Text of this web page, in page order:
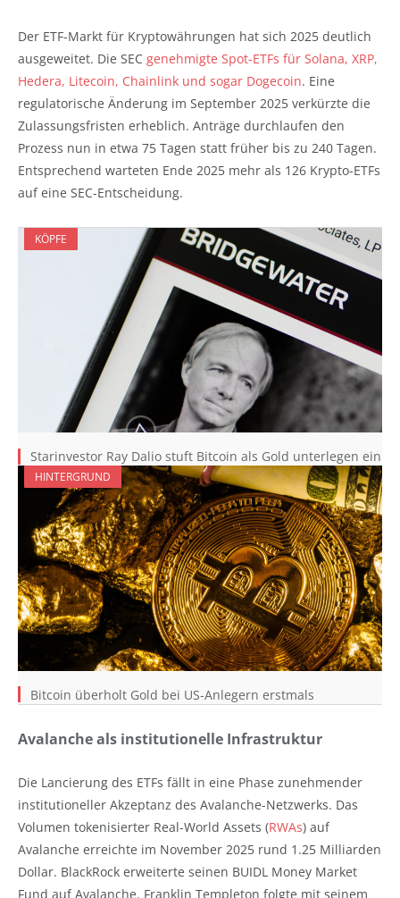
Der ETF-Markt für Kryptowährungen hat sich 2025 deutlich
ausgeweitet. Die SEC genehmigte Spot-ETFs für Solana, XRP,
Hedera, Litecoin, Chainlink und sogar Dogecoin. Eine
regulatorische Änderung im September 2025 verkürzte die
Zulassungsfristen erheblich. Anträge durchlaufen den
Prozess nun in etwa 75 Tagen statt früher bis zu 240 Tagen.
Entsprechend warteten Ende 2025 mehr als 126 Krypto-ETFs
auf eine SEC-Entscheidung.
KÖPFE
Starinvestor Ray Dalio stuft Bitcoin als Gold unterlegen ein
HINTERGRUND
Bitcoin überholt Gold bei US-Anlegern erstmals
Avalanche als institutionelle Infrastruktur
Die Lancierung des ETFs fällt in eine Phase zunehmender
institutioneller Akzeptanz des Avalanche-Netzwerks. Das
Volumen tokenisierter Real-World Assets (RWAs) auf
Avalanche erreichte im November 2025 rund 1.25 Milliarden
Dollar. BlackRock erweiterte seinen BUIDL Money Market
Fund auf Avalanche. Franklin Templeton folgte mit seinem